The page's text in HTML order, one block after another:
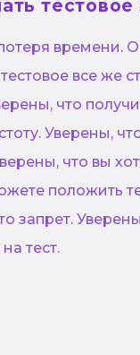
тестовое
все же
что
Уверены,
что вы
положить
запрет.
тест.